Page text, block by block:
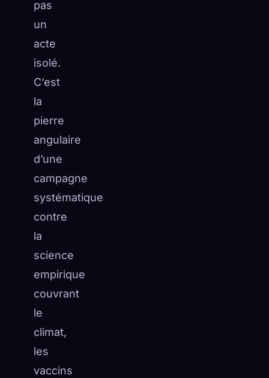
pas
un
acte
isolé.
C’est
la
pierre
angulaire
d’une
campagne
systématique
contre
la
science
empirique
couvrant
le
climat,
les
vaccins